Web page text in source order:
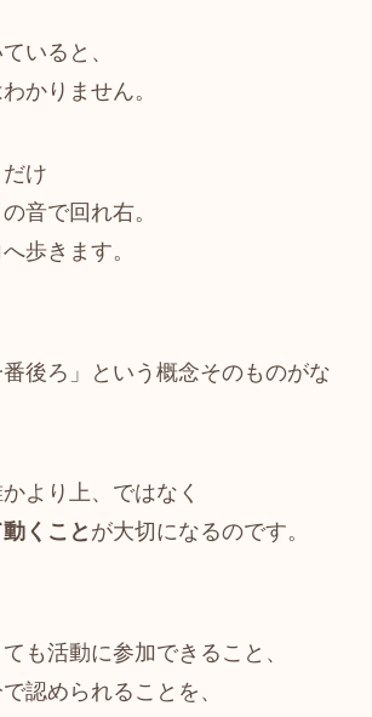
いると、
かりません。
け
音で回れ右。
歩きます。
番後ろ」という概念そのものがな
より上、ではなく
くこと が大切になるのです。
も活動に参加できること、
認められることを、